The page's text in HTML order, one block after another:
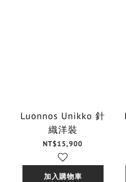
Luonnos Unikko 針
織洋裝
NT$15,900
加入購物車